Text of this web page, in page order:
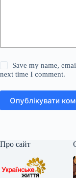
Save my name,
next time I comment.
Опублікувати
Про сайт